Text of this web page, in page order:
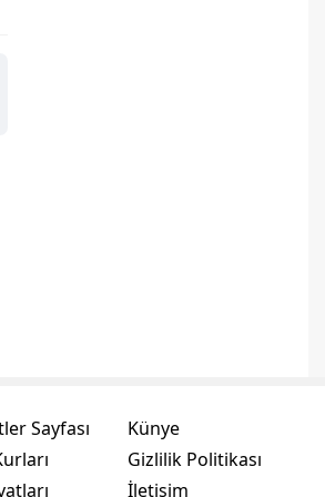
Sayfası
Künye
Gizlilik Politikası
İletişim